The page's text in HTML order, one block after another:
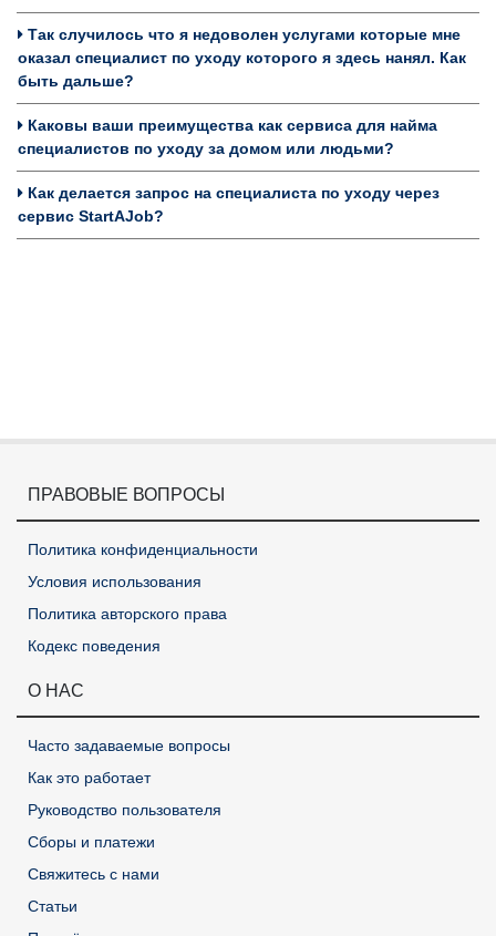
Так случилось что я недоволен услугами которые мне
оказал специалист по уходу которого я здесь нанял. Как
быть дальше?
Каковы ваши преимущества как сервиса для найма
специалистов по уходу за домом или людьми?
Как делается запрос на специалиста по уходу через
сервис StartAJob?
ПРАВОВЫЕ ВОПРОСЫ
Политика конфиденциальности
Условия использования
Политика авторского права
Кодекс поведения
О НАС
Часто задаваемые вопросы
Как это работает
Руководство пользователя
Сборы и платежи
Свяжитесь с нами
Статьи